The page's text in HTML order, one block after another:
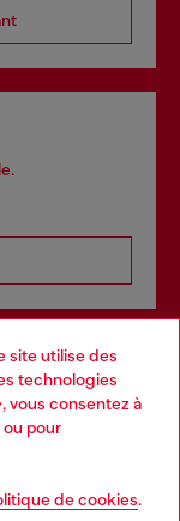
site utilise des
technologies
vous consentez à
pour
de cookies.
magasin.
it seems you